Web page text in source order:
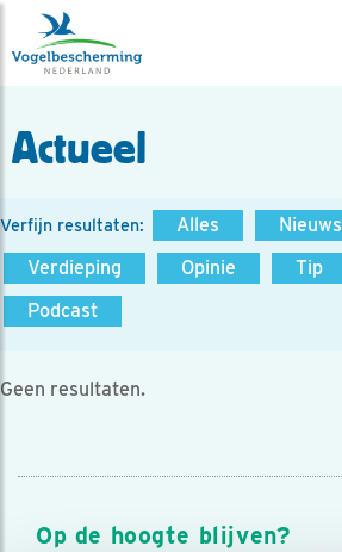
Actueel
Verfijn resultaten: Alles Nieuws
Verdieping
Opinie Tip
Podcast
Geen resultaten.
Op de hoogte blijven?